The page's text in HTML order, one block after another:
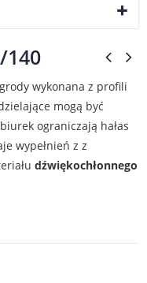
140
wykonana z profili
mogą być
ograniczają hałas
wypełnień z z
dźwiękochłonnego